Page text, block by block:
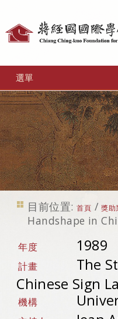
選單
目前位置: 首頁 /獎助
Handshape in
年度 1989
計畫
The
Chinese Sign
機構